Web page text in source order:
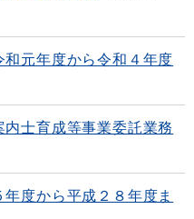
元年度から令和４年度
士育成等事業委託業務
度から平成２８年度ま